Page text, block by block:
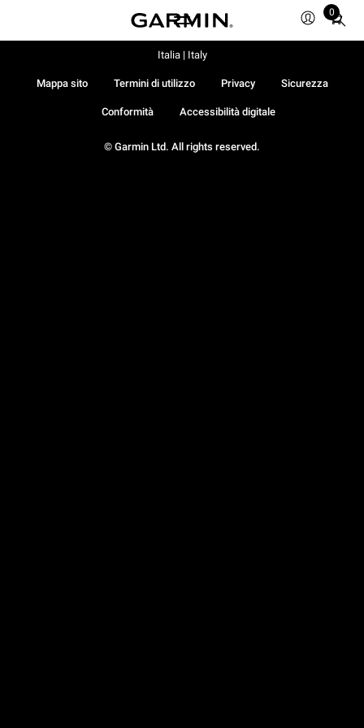
0
Total
© Garmin Ltd. All rights reserved.
Mappa sito Termini di utilizzo Privacy Sicurezza
Conformità Accessibilità digitale
Italia | Italy